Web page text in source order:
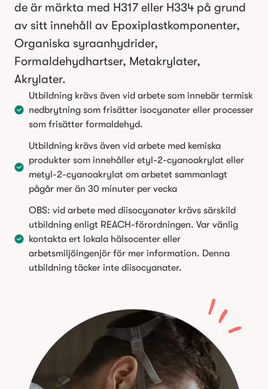
de är märkta med H317 eller H334 på grund
av sitt innehåll av Epoxiplastkomponenter,
Organiska syraanhydrider,
Formaldehydhartser, Metakrylater,
Akrylater.
Utbildning krävs även vid arbete som innebär termisk
nedbrytning som frisätter isocyanater eller processer
som frisätter formaldehyd.
Utbildning krävs även vid arbete med kemiska
produkter som innehåller etyl-2-cyanoakrylat eller
metyl-2-cyanoakrylat om arbetet sammanlagt
pågår mer än 30 minuter per vecka
OBS: vid arbete med diisocyanater krävs särskild
utbildning enligt REACH-förordningen. Var vänlig
kontakta ert lokala hälsocenter eller
arbetsmiljöingenjör för mer information. Denna
utbildning täcker inte diisocyanater.